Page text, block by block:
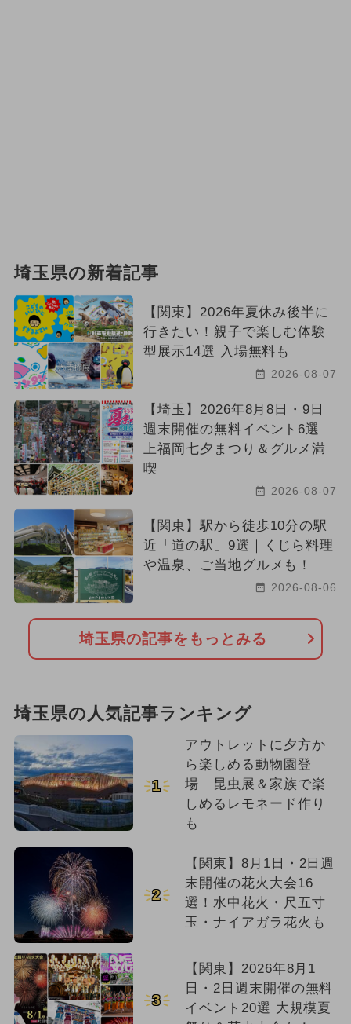
埼玉県の新着記事
【関東】2026年夏休み後半に
行きたい！親子で楽しむ体験
型展示14選 入場無料も
2026-08-07
【埼玉】2026年8月8日・9日
週末開催の無料イベント6選
上福岡七夕まつり＆グルメ満
喫
2026-08-07
【関東】駅から徒歩10分の駅
近「道の駅」9選｜くじら料理
や温泉、ご当地グルメも！
2026-08-06
埼玉県の記事をもっとみる
埼玉県の人気記事ランキング
1
アウトレットに夕方か
ら楽しめる動物園登
場 昆虫展＆家族で楽
しめるレモネード作り
も
2
【関東】8月1日・2日週
末開催の花火大会16
選！水中花火・尺五寸
玉・ナイアガラ花火も
3
【関東】2026年8月1
日・2日週末開催の無料
イベント20選 大規模夏